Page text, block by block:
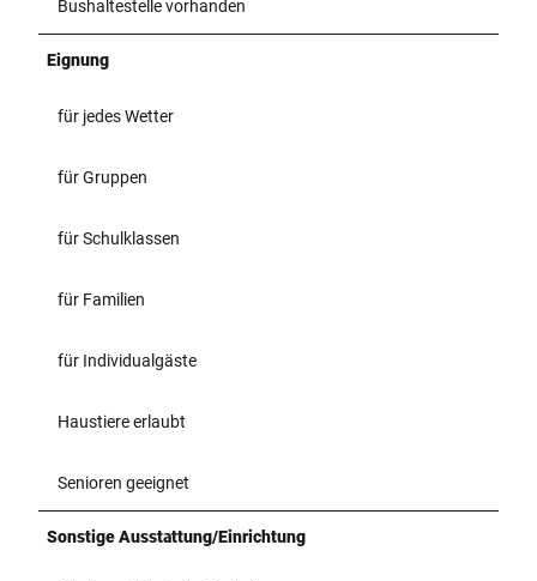
Bushaltestelle vorhanden
Eignung
für jedes Wetter
für Gruppen
für Schulklassen
für Familien
für Individualgäste
Haustiere erlaubt
Senioren geeignet
Sonstige Ausstattung/Einrichtung